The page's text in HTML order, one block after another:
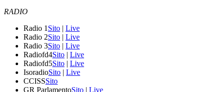
RADIO
Radio 1 Sito | Live
Radio 2Sito | Live
Radio 3Sito | Live
Radiofd4Sito | Live
Radiofd5Sito | Live
IsoradioSito | Live
CCISSSito
GR ParlamentoSito | Live